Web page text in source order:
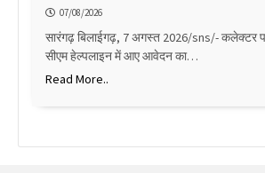
07/08/2026
सारंगढ़ बिलाईगढ़, 7 अगस्त 2026/sns/- कलेक्टर
सीएम हेल्पलाइन में आए आवेदन का…
Read More..